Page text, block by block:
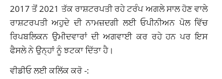
2017 ਤੋਂ 2021 ਤੱਕ ਰਾਸ਼ਟਰਪਤੀ ਰਹੇ ਟਰੰਪ ਅਗਲੇ ਸਾਲ ਹੋਣ ਵਾਲੇ
ਰਾਸ਼ਟਰਪਤੀ ਅਹੁਦੇ ਦੀ ਨਾਮਜ਼ਦਗੀ ਲਈ ਓਪੀਨੀਅਨ ਪੋਲ ਵਿੱਚ
ਰਿਪਬਲਿਕਨ ਉਮੀਦਵਾਰਾਂ ਦੀ ਅਗਵਾਈ ਕਰ ਰਹੇ ਹਨ ਪਰ ਇਸ
ਫੈਸਲੇ ਨੇ ਉਨ੍ਹਾਂ ਨੂੰ ਝਟਕਾ ਦਿੱਤਾ ਹੈ।
ਵੀਡੀਓ ਲਈ ਕਲਿੱਕ ਕਰੋ -: